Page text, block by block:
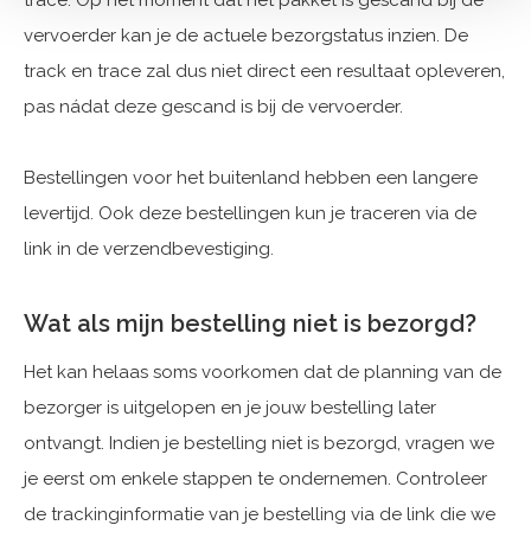
vervoerder kan je de actuele bezorgstatus inzien. De
track en trace zal dus niet direct een resultaat opleveren,
pas nádat deze gescand is bij de vervoerder.
Bestellingen voor het buitenland hebben een langere
levertijd. Ook deze bestellingen kun je traceren via de
link in de verzendbevestiging.
Wat als mijn bestelling niet is bezorgd?
Het kan helaas soms voorkomen dat de planning van de
bezorger is uitgelopen en je jouw bestelling later
ontvangt. Indien je bestelling niet is bezorgd, vragen we
je eerst om enkele stappen te ondernemen. Controleer
de trackinginformatie van je bestelling via de link die we